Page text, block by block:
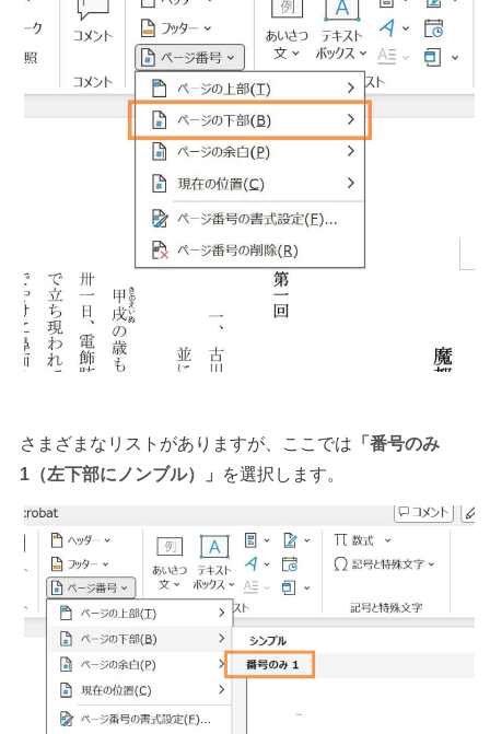
さまざまなリストがありますが、ここでは 「番号のみ
1（左下部にノンブル）」
を選択します。